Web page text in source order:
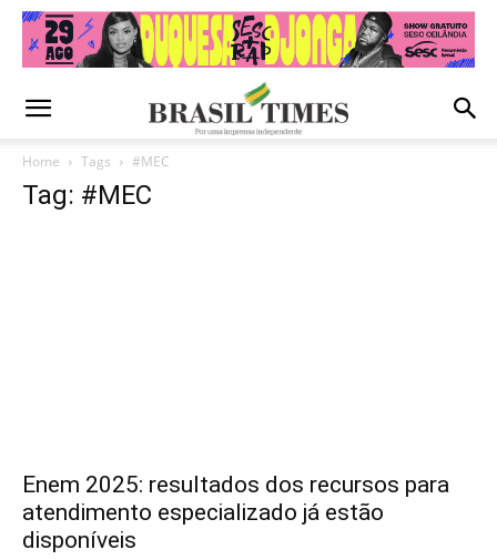
Home Tags #MEC
Tag: #MEC
Enem 2025: resultados dos recursos para
atendimento especializado já estão
disponíveis